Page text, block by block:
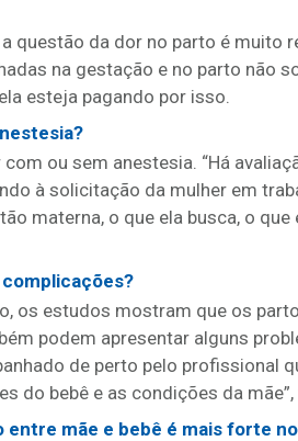
questão da dor no parto é muito
na gestação e no parto não
esteja pagando por isso.
ou sem anestesia. “Há
à solicitação da mulher em
materna, o que ela busca, o
os estudos mostram que os
podem apresentar alguns
de perto pelo profissional
do bebê e as condições da
entre mãe e bebê é mais forte